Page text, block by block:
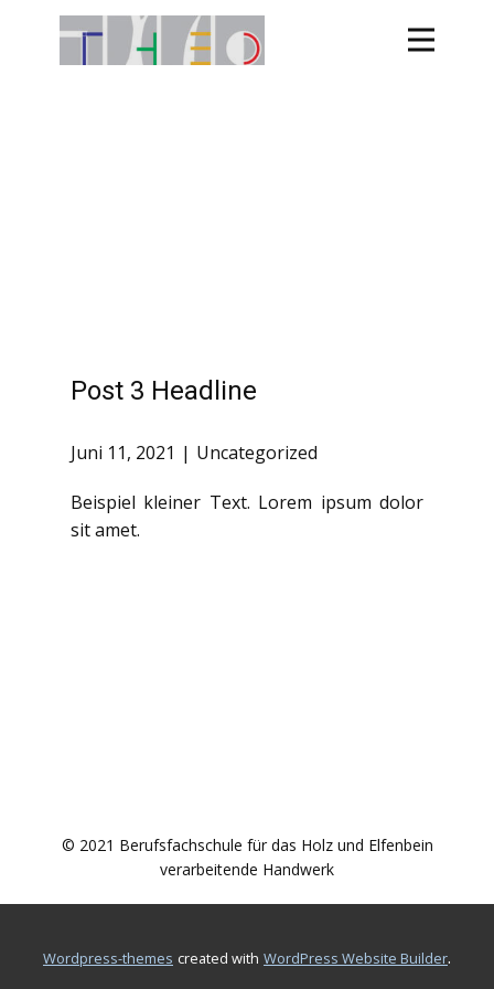
Post 3 Headline
Juni 11, 2021 Uncategorized
Beispiel kleiner Text. Lorem ipsum dolor
sit amet.
© 2021 Berufsfachschule für das Holz und Elfenbein
verarbeitende Handwerk
wordpress-themes created with WordPress Website Builder.